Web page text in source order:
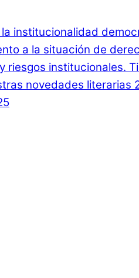
institucionalidad
a la situación de
institucionales.
novedades literarias